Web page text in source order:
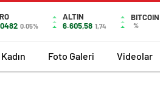
0.05%
ALTIN
6.605,58 1,74
BITCOIN
%
Kadın Foto Galeri Videolar